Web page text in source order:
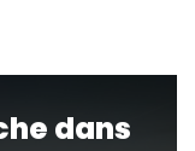
dans